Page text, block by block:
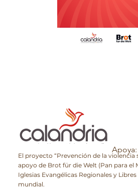
El proyecto “Prevención de la violencia
apoyo de Brot für die Welt (Pan para el
Iglesias Evangélicas Regionales y
mundial.
Apoya: